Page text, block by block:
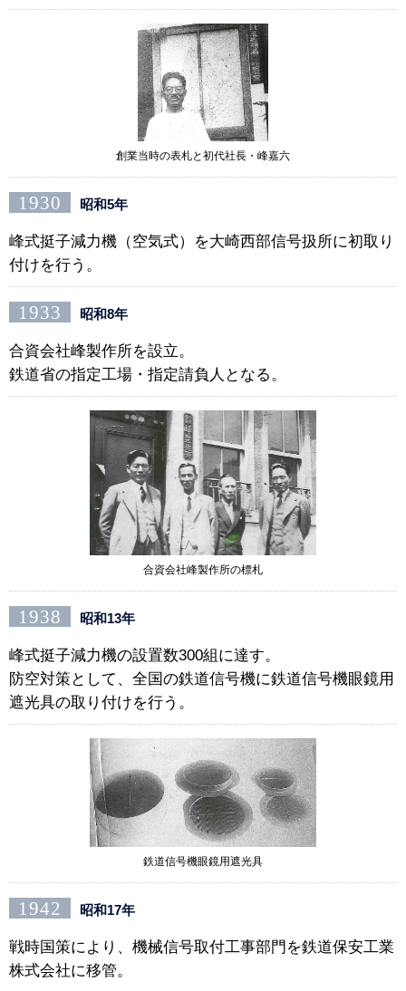
創業当時の表札と初代社長・峰嘉六
1930 昭和5年
峰式挺子減力機（空気式）を大崎西部信号扱所に初取り
付けを行う。
1933 昭和8年
合資会社峰製作所を設立。
鉄道省の指定工場・指定請負人となる。
合資会社峰製作所の標札
1938 昭和13年
峰式挺子減力機の設置数300組に達す。
防空対策として、全国の鉄道信号機に鉄道信号機眼鏡用
遮光具の取り付けを行う。
鉄道信号機眼鏡用遮光具
1942 昭和17年
戦時国策により、機械信号取付工事部門を鉄道保安工業
株式会社に移管。